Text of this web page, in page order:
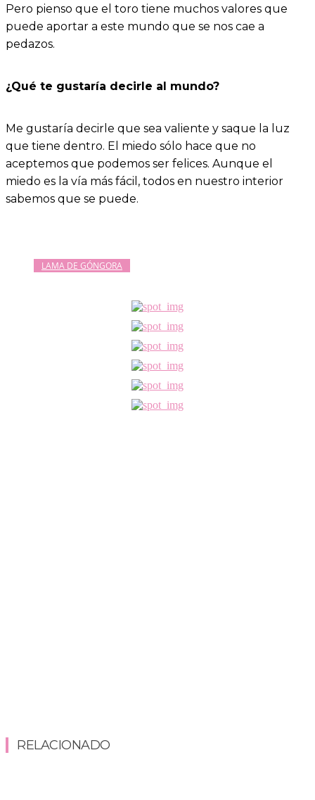
Pero pienso que el toro tiene muchos valores que
puede aportar a este mundo que se nos cae a
pedazos.
¿Qué te gustaría decirle al mundo?
Me gustaría decirle que sea valiente y saque la luz
que tiene dentro. El miedo sólo hace que no
aceptemos que podemos ser felices. Aunque el
miedo es la vía más fácil, todos en nuestro interior
sabemos que se puede.
LAMA DE GÓNGORA
RELACIONADO